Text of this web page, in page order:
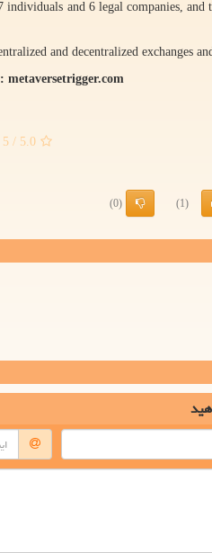
and 6 legal companies, and
and decentralized exchanges
5.0
/ 5
(1)
(0)